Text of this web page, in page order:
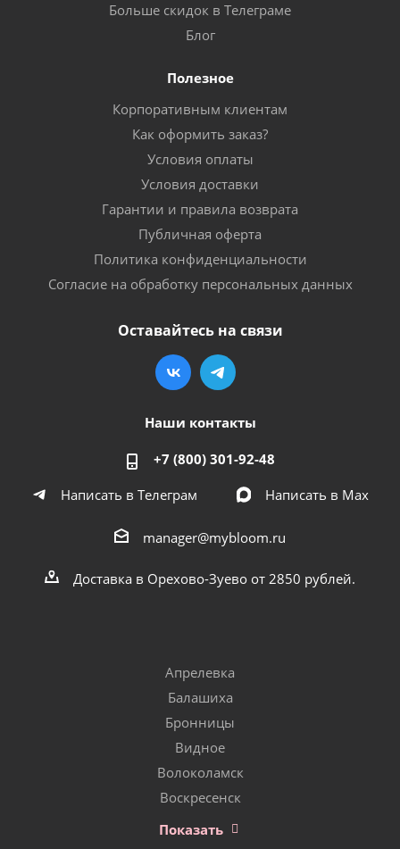
Больше скидок в Телеграме
Блог
Полезное
Корпоративным клиентам
Как оформить заказ?
Условия оплаты
Условия доставки
Гарантии и правила возврата
Публичная оферта
Политика конфиденциальности
Согласие на обработку персональных данных
Оставайтесь на связи
Наши контакты
+7 (800) 301-92-48
Написать в Телеграм
Написать в Мах
manager@mybloom.ru
Доставка в Орехово-Зуево от 2850 рублей.
Апрелевка
Балашиха
Бронницы
Видное
Волоколамск
Воскресенск
Показать